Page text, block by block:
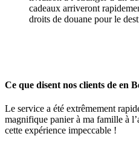
cadeaux arriveront
droits de douane pour le
Ce que disent nos clients de en
Le service a été extrêmement
magnifique panier à ma famille à
cette expérience impeccable !